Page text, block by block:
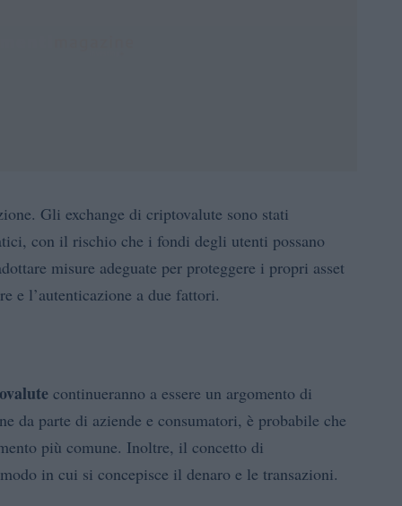
Gli exchange di criptovalute sono stati
con il rischio che i fondi degli utenti possano
misure adeguate per proteggere i propri asset
e l’autenticazione a due fattori.
continueranno a essere un argomento di
da parte di aziende e consumatori, è probabile che
più comune. Inoltre, il concetto di
in cui si concepisce il denaro e le transazioni.